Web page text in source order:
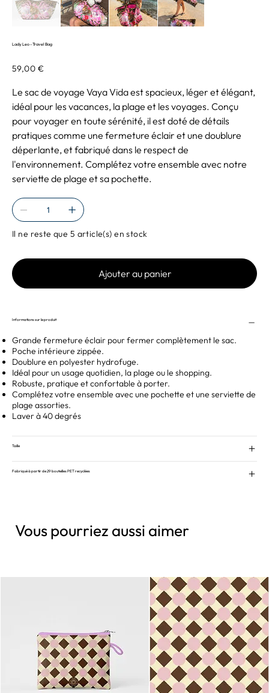
Lady Leo - Travel Bag
Prix
59,00 €
Le sac de voyage Vaya Vida est spacieux, léger et élégant,
idéal pour les vacances, la plage et les voyages. Conçu
pour voyager en toute sérénité, il est doté de détails
pratiques comme une fermeture éclair et une doublure
déperlante, et fabriqué dans le respect de
l'environnement. Complétez votre ensemble avec notre
serviette de plage et sa pochette.
Il ne reste que 5 article(s) en stock
Ajouter au panier
Informations sur le produit
Grande fermeture éclair pour fermer complètement le sac.
Poche intérieure zippée.
Doublure en polyester hydrofuge.
Idéal pour un usage quotidien, la plage ou le shopping.
Robuste, pratique et confortable à porter.
Complétez votre ensemble avec une pochette et une serviette de
plage assorties.
Laver à 40 degrés
Taille
Fabriqué à partir de 29 bouteilles PET recyclées
Vous pourriez aussi aimer